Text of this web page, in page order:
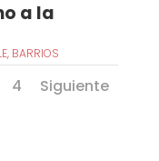
a la
, BARRIOS
4 Siguiente